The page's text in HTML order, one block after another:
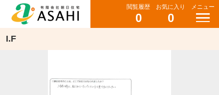
閲覧履歴
0
お気に入り
0
メニュー
I.F